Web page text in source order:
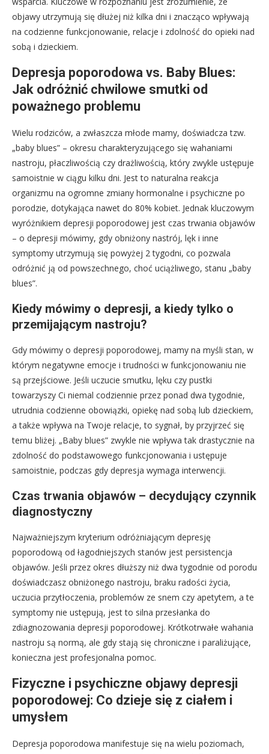
objawy utrzymują się dłużej niż kilka dni i znacząco wpływają
na codzienne funkcjonowanie, relacje i zdolność do opieki nad
sobą i dzieckiem.
Depresja poporodowa vs. Baby Blues:
Jak odróżnić chwilowe smutki od
poważnego problemu
Wielu rodziców, a zwłaszcza młode mamy, doświadcza tzw.
„baby blues” – okresu charakteryzującego się wahaniami
nastroju, płaczliwością czy drażliwością, który zwykle ustępuje
samoistnie w ciągu kilku dni. Jest to naturalna reakcja
organizmu na ogromne zmiany hormonalne i psychiczne po
porodzie, dotykająca nawet do 80% kobiet. Jednak kluczowym
wyróżnikiem depresji poporodowej jest czas trwania objawów
– o depresji mówimy, gdy obniżony nastrój, lęk i inne
symptomy utrzymują się powyżej 2 tygodni, co pozwala
odróżnić ją od powszechnego, choć uciążliwego, stanu „baby
blues”.
Kiedy mówimy o depresji, a kiedy tylko o
przemijającym nastroju?
Gdy mówimy o depresji poporodowej, mamy na myśli stan, w
którym negatywne emocje i trudności w funkcjonowaniu nie
są przejściowe. Jeśli uczucie smutku, lęku czy pustki
towarzyszy Ci niemal codziennie przez ponad dwa tygodnie,
utrudnia codzienne obowiązki, opiekę nad sobą lub dzieckiem,
a także wpływa na Twoje relacje, to sygnał, by przyjrzeć się
temu bliżej. „Baby blues” zwykle nie wpływa tak drastycznie na
zdolność do podstawowego funkcjonowania i ustępuje
samoistnie, podczas gdy depresja wymaga interwencji.
Czas trwania objawów – decydujący czynnik
diagnostyczny
Najważniejszym kryterium odróżniającym depresję
poporodową od łagodniejszych stanów jest persistencja
objawów. Jeśli przez okres dłuższy niż dwa tygodnie od porodu
doświadczasz obniżonego nastroju, braku radości życia,
uczucia przytłoczenia, problemów ze snem czy apetytem, a te
symptomy nie ustępują, jest to silna przesłanka do
zdiagnozowania depresji poporodowej. Krótkotrwałe wahania
nastroju są normą, ale gdy stają się chroniczne i paraliżujące,
konieczna jest profesjonalna pomoc.
Fizyczne i psychiczne objawy depresji
poporodowej: Co dzieje się z ciałem i
umysłem
Depresja poporodowa manifestuje się na wielu poziomach,